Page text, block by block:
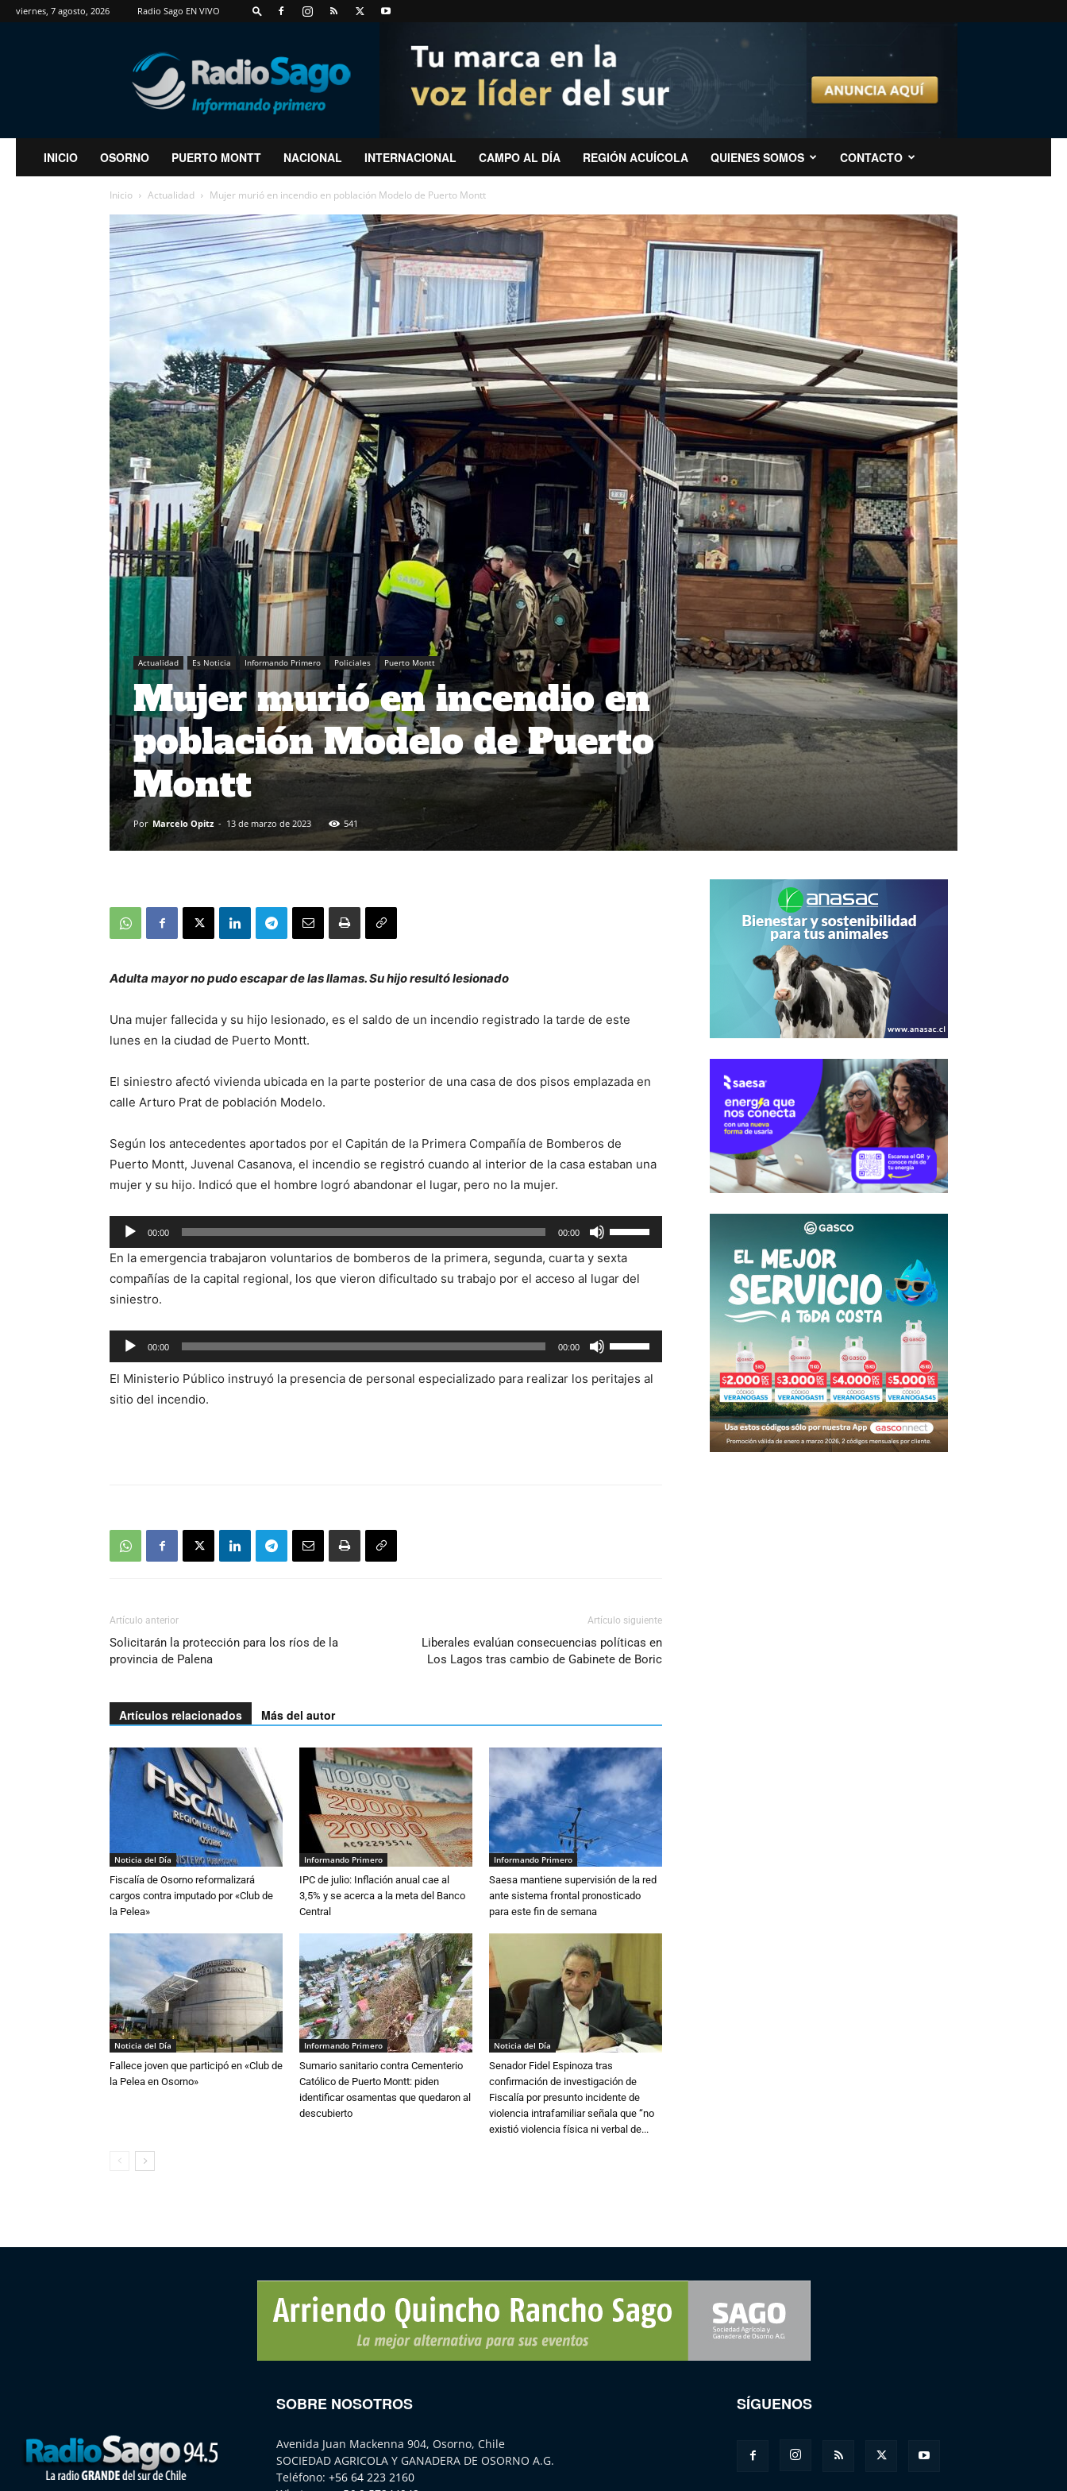
viernes, 7 agosto, 2026 Radio Sago EN VIVO
RadioSago
INICIO OSORNO PUERTO MONTT NACIONAL INTERNACIONAL CAMPO AL DÍA REGIÓN ACUÍCOLA QUIENES SOMOS CONTACTO
Inicio Actualidad Mujer murió en incendio en población Modelo de Puerto Montt
Actualidad Es Noticia Informando Primero Policiales Puerto Montt
Mujer murió en incendio en
población Modelo de Puerto
Montt
Por Marcelo Opitz - 13 de marzo de 2023 541
Adulta mayor no pudo escapar de las llamas. Su hijo resultó lesionado
Una mujer fallecida y su hijo lesionado, es el saldo de un incendio registrado la tarde de este
lunes en la ciudad de Puerto Montt.
El siniestro afectó vivienda ubicada en la parte posterior de una casa de dos pisos emplazada en
calle Arturo Prat de población Modelo.
Según los antecedentes aportados por el Capitán de la Primera Compañía de Bomberos de
Puerto Montt, Juvenal Casanova, el incendio se registró cuando al interior de la casa estaban una
mujer y su hijo. Indicó que el hombre logró abandonar el lugar, pero no la mujer.
Reproductor
de
audio
00:00 00:00
las
teclas
de
arriba/abajo
para
En la emergencia trabajaron voluntarios de bomberos de la primera, segunda, cuarta y sexta
compañías de la capital regional, los que vieron dificultado su trabajo por el acceso al lugar del
siniestro.
Reproductor
de
audio
00:00 00:00
las
teclas
El Ministerio Público instruyó la presencia de personal especializado para realizar los peritajes al
sitio del incendio.
Artículo anterior
Solicitarán la protección para los ríos de la
provincia de Palena
Artículo siguiente
Liberales evalúan consecuencias políticas en
Los Lagos tras cambio de Gabinete de Boric
Artículos relacionados Más del autor
Noticia del Día
Fiscalía de Osorno reformalizará
cargos contra imputado por «Club de
la Pelea»
Informando Primero
IPC de julio: Inflación anual cae al
3,5% y se acerca a la meta del Banco
Central
Informando Primero
Saesa mantiene supervisión de la red
ante sistema frontal pronosticado
para este fin de semana
Noticia del Día
Fallece joven que participó en «Club de
la Pelea en Osorno»
Informando Primero
Sumario sanitario contra Cementerio
Católico de Puerto Montt: piden
identificar osamentas que quedaron al
descubierto
Noticia del Día
Senador Fidel Espinoza tras
confirmación de investigación de
Fiscalía por presunto incidente de
violencia intrafamiliar señala que “no
existió violencia física ni verbal de...
SOBRE NOSOTROS
Avenida Juan Mackenna 904, Osorno, Chile
SOCIEDAD AGRICOLA Y GANADERA DE OSORNO A.G.
Teléfono: +56 64 223 2160
SÍGUENOS